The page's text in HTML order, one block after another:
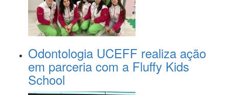
Odontologia UCEFF realiza ação
em parceria com a Fluffy Kids
School